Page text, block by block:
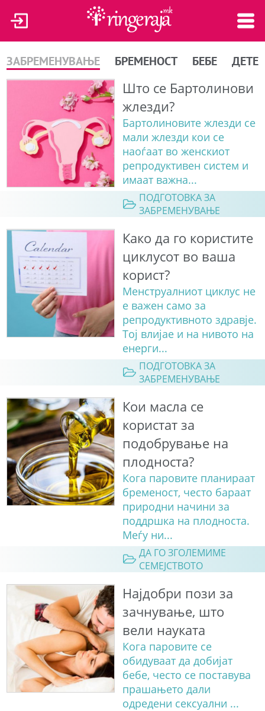
ЗАБРЕМЕНУВАЊЕ БРЕМЕНОСТ БЕБЕ ДЕТЕ
Што се Бартолинови
жлезди?
Бартолиновите жлезди се
мали жлезди кои се
наоѓаат во женскиот
репродуктивен систем и
имаат важна...
ПОДГОТОВКА ЗА
ЗАБРЕМЕНУВАЊЕ
Како да го користите
циклусот во ваша
корист?
Менструалниот циклус не
е важен само за
репродуктивното здравје.
Тој влијае и на нивото на
енерги...
ПОДГОТОВКА ЗА
ЗАБРЕМЕНУВАЊЕ
Кои масла се
користат за
подобрување на
плодноста?
Кога паровите планираат
бременост, често бараат
природни начини за
поддршка на плодноста.
Меѓу ни...
ДА ГО ЗГОЛЕМИМЕ
СЕМЕЈСТВОТО
Најдобри пози за
зачнување, што
вели науката
Кога паровите се
обидуваат да добијат
бебе, често се поставува
прашањето дали
одредени сексуални ...